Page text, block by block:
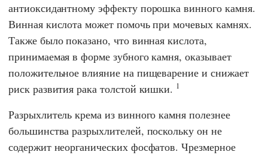
антиоксидантному эффекту порошка винного камня.
Винная кислота может помочь при мочевых камнях.
Также было показано, что винная кислота,
принимаемая в форме зубного камня, оказывает
положительное влияние на пищеварение и снижает
риск развития рака толстой кишки. 1
Разрыхлитель крема из винного камня полезнее
большинства разрыхлителей, поскольку он не
содержит неорганических фосфатов. Чрезмерное